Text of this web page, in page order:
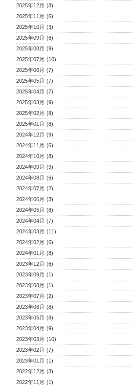
2025年12月 (8)
2025年11月 (6)
2025年10月 (3)
2025年09月 (6)
2025年08月 (9)
2025年07月 (10)
2025年06月 (7)
2025年05月 (7)
2025年04月 (7)
2025年03月 (9)
2025年02月 (8)
2025年01月 (8)
2024年12月 (9)
2024年11月 (6)
2024年10月 (8)
2024年09月 (9)
2024年08月 (6)
2024年07月 (2)
2024年06月 (3)
2024年05月 (8)
2024年04月 (7)
2024年03月 (11)
2024年02月 (6)
2024年01月 (8)
2023年12月 (6)
2023年09月 (1)
2023年08月 (1)
2023年07月 (2)
2023年06月 (8)
2023年05月 (8)
2023年04月 (9)
2023年03月 (10)
2023年02月 (7)
2023年01月 (1)
2022年12月 (3)
2022年11月 (1)